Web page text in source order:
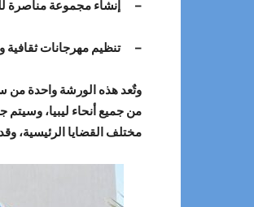
– إنشاء مجموعة مناصرة
– تنظيم مهرجانات ثقافية
وتٌعد هذه الورشة واحدة من
مختلف القضايا الرئيسية،